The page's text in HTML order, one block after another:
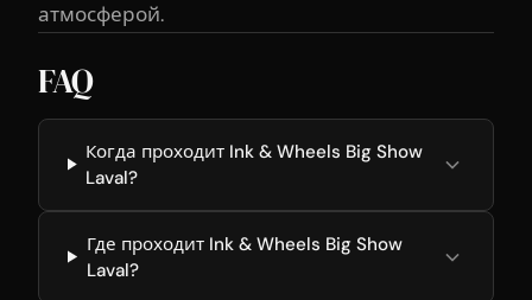
атмосферой.
FAQ
Когда проходит Ink & Wheels Big Show
Laval?
Где проходит Ink & Wheels Big Show
Laval?